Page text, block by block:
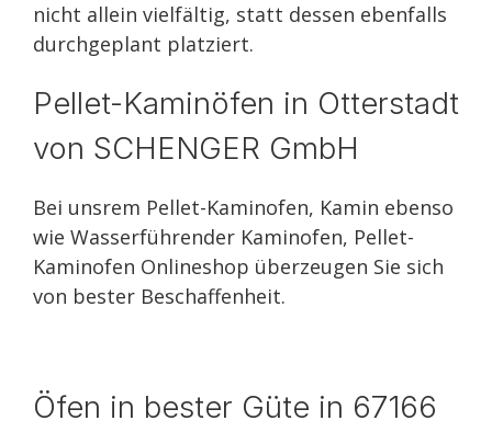
nicht allein vielfältig, statt dessen ebenfalls
durchgeplant platziert.
Pellet-Kaminöfen in Otterstadt
von SCHENGER GmbH
Bei unsrem Pellet-Kaminofen, Kamin ebenso
wie Wasserführender Kaminofen, Pellet-
Kaminofen Onlineshop überzeugen Sie sich
von bester Beschaffenheit.
Öfen in bester Güte in 67166